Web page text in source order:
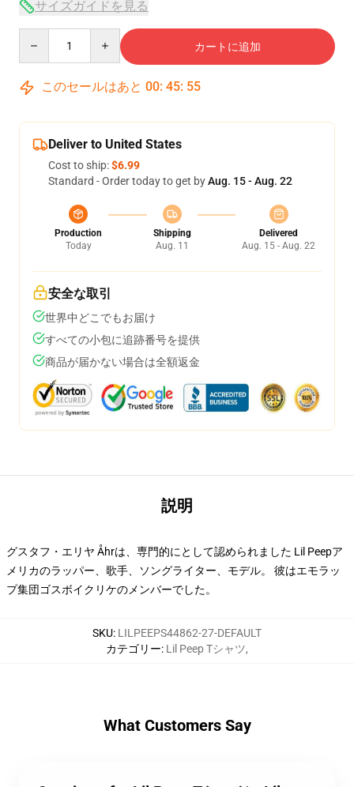
サイズガイドを見る
カートに追加
このセールはあと 00: 45: 54
Deliver to United States
Cost to ship:$6.99
Standard - Order today to get byAug. 15 - Aug. 22
Production
Today
Shipping
Aug. 11
Delivered
Aug. 15 - Aug. 22
安全な取引
世界中どこでもお届け
すべての小包に追跡番号を提供
商品が届かない場合は全額返金
説明
グスタフ・エリヤ Åhrは、専門的にとして認められました Lil Peepア
メリカのラッパー、歌手、ソングライター、モデル。 彼はエモラッ
プ集団ゴスボイクリケのメンバーでした。
SKU: LILPEEPS44862-27-DEFAULT
カテゴリー: Lil Peep Tシャツ,
What Customers Say